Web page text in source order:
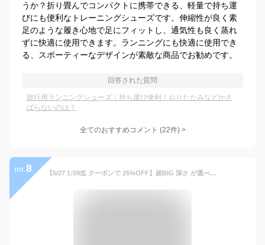
うか？折り畳んでコンパクトに携帯できる、軽量で持ち運
びにも便利なトレーニングシューズです。伸縮性が良く素
足のような履き心地で足にフィットし、通気性も良く蒸れ
ずに快適に使用できます。ランニングにも快適に使用でき
る、スポーティーなデザインが素敵な商品でお勧めです。
回答された質問
旅行用ランニングシューズ｜持ち運び便利！おりたたみなどかさ
ばらないのは？
全てのおすすめコメント (22件) >
no. 8 【5/27 1:59迄 クーポンで 25%OFF】超BIG 深さ が選べる 大きいサイズ のキャップ メンズ キャップ 帽子 メンズ 深め 深い 浅め 普通 ビッグサイズ L XL XXL スポーツ キャンプ 釣り ゴルフ 野球帽 UVカット 20代 30代 40代 50代 60代 春夏 秋冬 オルネート